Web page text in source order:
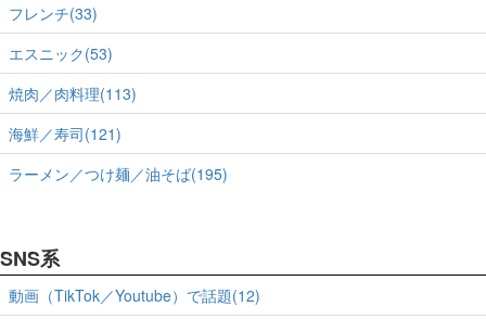
フレンチ(33)
エスニック(53)
焼肉／肉料理(113)
海鮮／寿司(121)
ラーメン／つけ麺／油そば(195)
SNS系
動画（TikTok／Youtube）で話題(12)